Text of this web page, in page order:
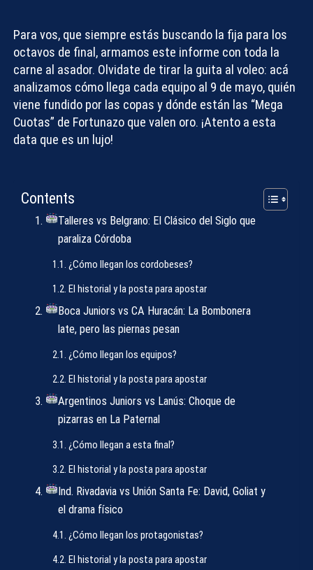
Para vos, que siempre estás buscando la fija para los
octavos de final , armamos este informe con toda la
carne al asador. Olvidate de tirar la guita al voleo: acá
analizamos cómo llega cada equipo al 9 de mayo, quién
viene fundido por las copas y dónde están las “Mega
Cuotas” de Fortunazo que valen oro. ¡Atento a esta
data que es un lujo!
Contents
Talleres vs Belgrano: El Clásico del Siglo que
paraliza Córdoba
¿Cómo llegan los cordobeses?
El historial y la posta para apostar
Boca Juniors vs CA Huracán: La Bombonera
late, pero las piernas pesan
¿Cómo llegan los equipos?
El historial y la posta para apostar
Argentinos Juniors vs Lanús: Choque de
pizarras en La Paternal
¿Cómo llegan a esta final?
El historial y la posta para apostar
Ind. Rivadavia vs Unión Santa Fe: David, Goliat y
el drama físico
¿Cómo llegan los protagonistas?
El historial y la posta para apostar